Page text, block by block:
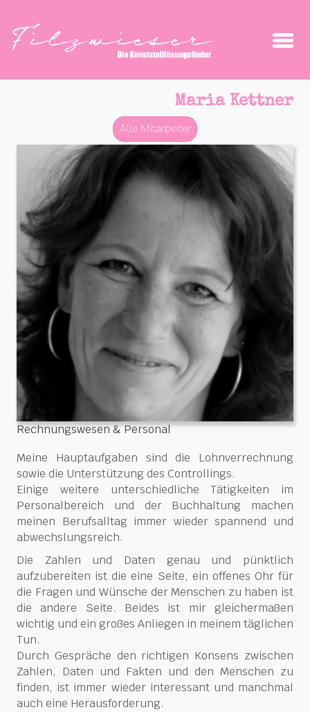
Maria Kettner
Alle Mitarbeiter
Rechnungswesen & Personal
Meine Hauptaufgaben sind die Lohnverrechnung
sowie die Unterstützung des Controllings.
Einige weitere unterschiedliche Tätigkeiten im
Personalbereich und der Buchhaltung machen
meinen Berufsalltag immer wieder spannend und
abwechslungsreich.
Die Zahlen und Daten genau und pünktlich
aufzubereiten ist die eine Seite, ein offenes Ohr für
die Fragen und Wünsche der Menschen zu haben ist
die andere Seite. Beides ist mir gleichermaßen
wichtig und ein großes Anliegen in meinem täglichen
Tun.
Durch Gespräche den richtigen Konsens zwischen
Zahlen, Daten und Fakten und den Menschen zu
finden, ist immer wieder interessant und manchmal
auch eine Herausforderung.